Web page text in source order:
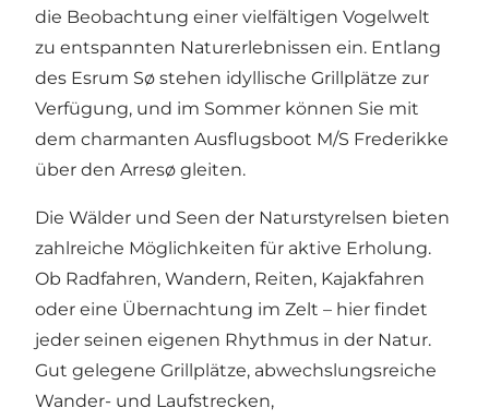
die Beobachtung einer vielfältigen Vogelwelt
zu entspannten Naturerlebnissen ein. Entlang
des Esrum Sø stehen idyllische Grillplätze zur
Verfügung, und im Sommer können Sie mit
dem charmanten Ausflugsboot M/S Frederikke
über den Arresø gleiten.
Die Wälder und Seen der Naturstyrelsen bieten
zahlreiche Möglichkeiten für aktive Erholung.
Ob Radfahren, Wandern, Reiten, Kajakfahren
oder eine Übernachtung im Zelt – hier findet
jeder seinen eigenen Rhythmus in der Natur.
Gut gelegene Grillplätze, abwechslungsreiche
Wander- und Laufstrecken,